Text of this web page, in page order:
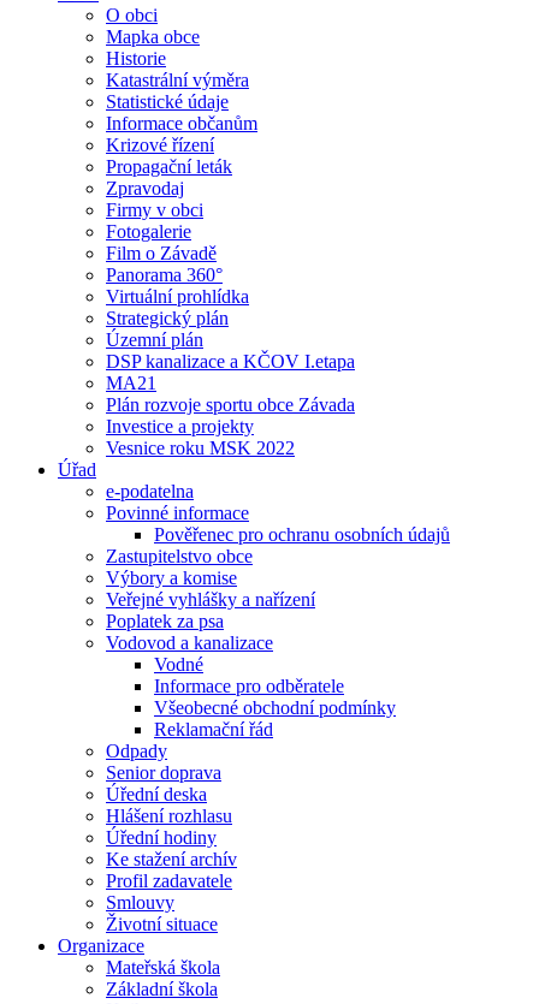
O obci
Mapka obce
Historie
Katastrální výměra
Statistické údaje
Informace občanům
Krizové řízení
Propagační leták
Zpravodaj
Firmy v obci
Fotogalerie
Film o Závadě
Panorama 360°
Virtuální prohlídka
Strategický plán
Územní plán
DSP kanalizace a KČOV I.etapa
MA21
Plán rozvoje sportu obce Závada
Investice a projekty
Vesnice roku MSK 2022
Úřad
e-podatelna
Povinné informace
Pověřenec pro ochranu osobních údajů
Zastupitelstvo obce
Výbory a komise
Veřejné vyhlášky a nařízení
Poplatek za psa
Vodovod a kanalizace
Vodné
Informace pro odběratele
Všeobecné obchodní podmínky
Reklamační řád
Odpady
Senior doprava
Úřední deska
Hlášení rozhlasu
Úřední hodiny
Ke stažení archív
Profil zadavatele
Smlouvy
Životní situace
Organizace
Mateřská škola
Základní škola